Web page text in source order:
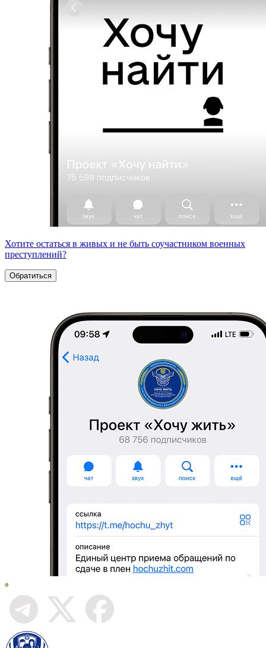
Хотите остаться в живых и не быть соучастником военных
преступлений?
Обратиться